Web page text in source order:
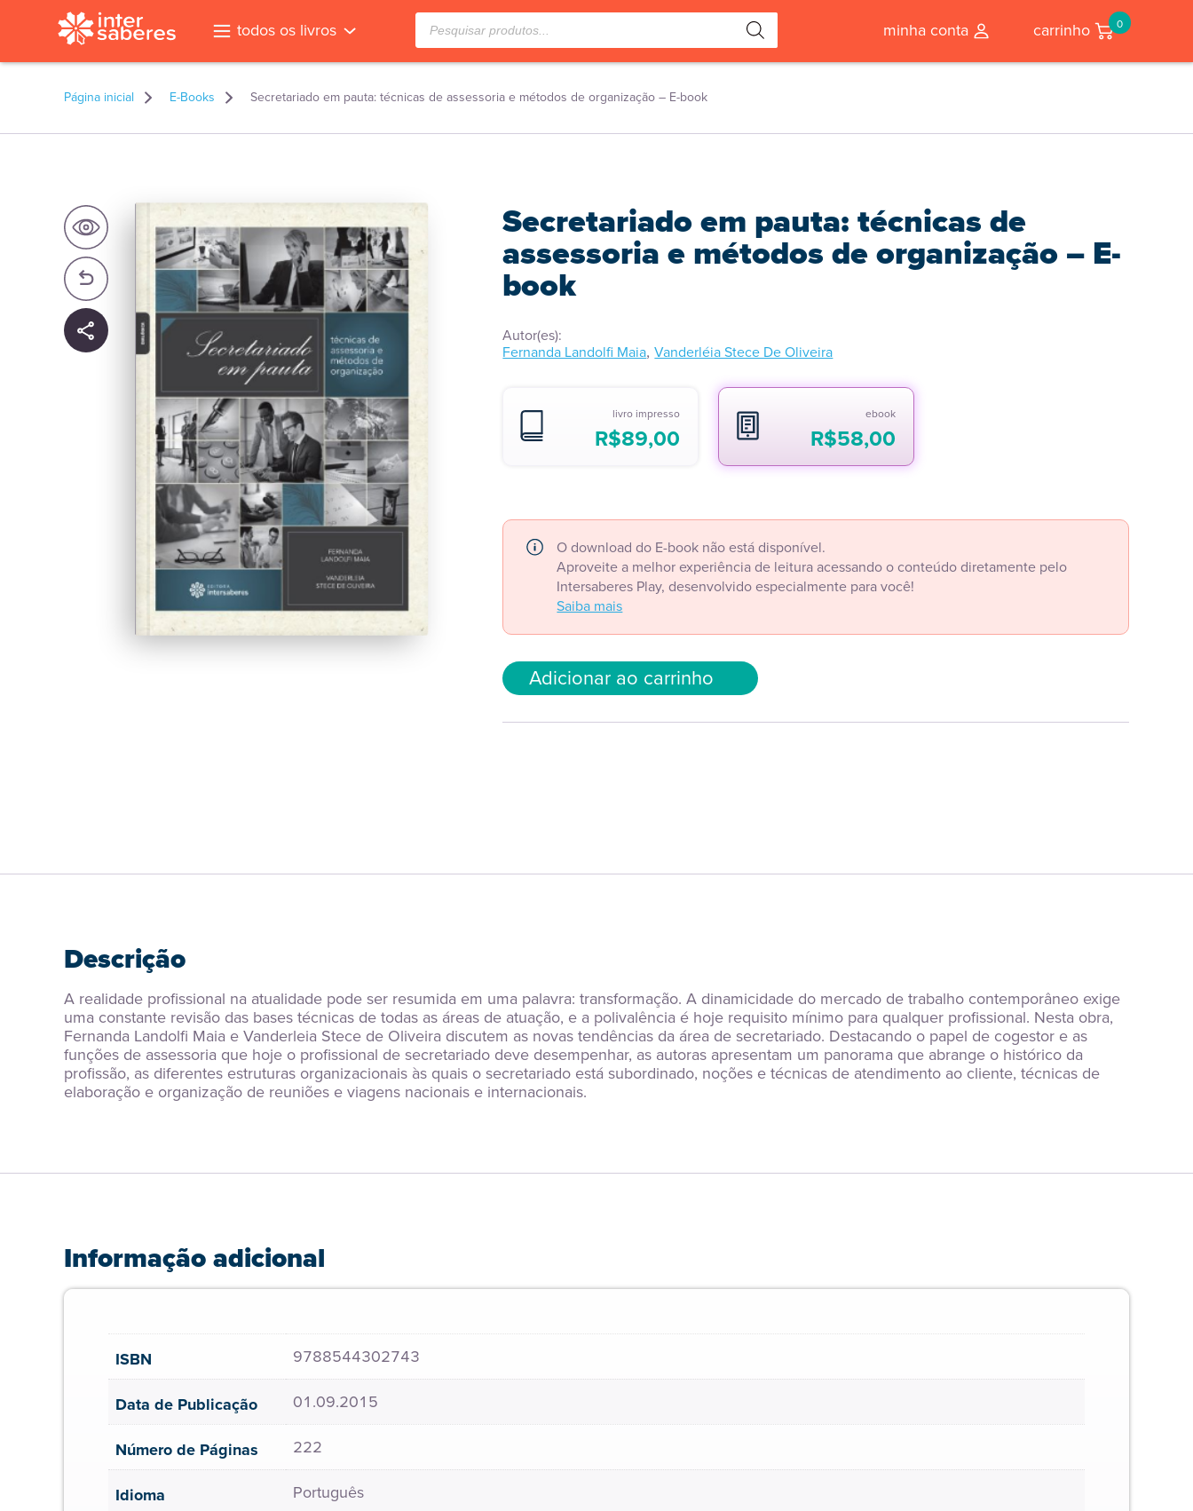
todos os livros Pesquisar
produtos minha conta carrinho 0
Página inicial E-Books Secretariado em pauta: técnicas de assessoria e métodos de organização – E-book
Secretariado em pauta: técnicas de
assessoria e métodos de organização – E-
book
Autor(es):
Fernanda Landolfi Maia,Vanderléia Stece De Oliveira
livro impresso
R$89,00
ebook
R$58,00
O download do E-book não está disponível.
Aproveite a melhor experiência de leitura acessando o conteúdo diretamente pelo
Intersaberes Play, desenvolvido especialmente para você!
Saiba mais
Adicionar ao carrinho
Descrição
A realidade profissional na atualidade pode ser resumida em uma palavra: transformação. A dinamicidade do mercado de trabalho contemporâneo exige
uma constante revisão das bases técnicas de todas as áreas de atuação, e a polivalência é hoje requisito mínimo para qualquer profissional. Nesta obra,
Fernanda Landolfi Maia e Vanderleia Stece de Oliveira discutem as novas tendências da área de secretariado. Destacando o papel de cogestor e as
funções de assessoria que hoje o profissional de secretariado deve desempenhar, as autoras apresentam um panorama que abrange o histórico da
profissão, as diferentes estruturas organizacionais às quais o secretariado está subordinado, noções e técnicas de atendimento ao cliente, técnicas de
elaboração e organização de reuniões e viagens nacionais e internacionais.
Informação adicional
ISBN 9788544302743
Data de Publicação 01.09.2015
Número de Páginas 222
Idioma Português